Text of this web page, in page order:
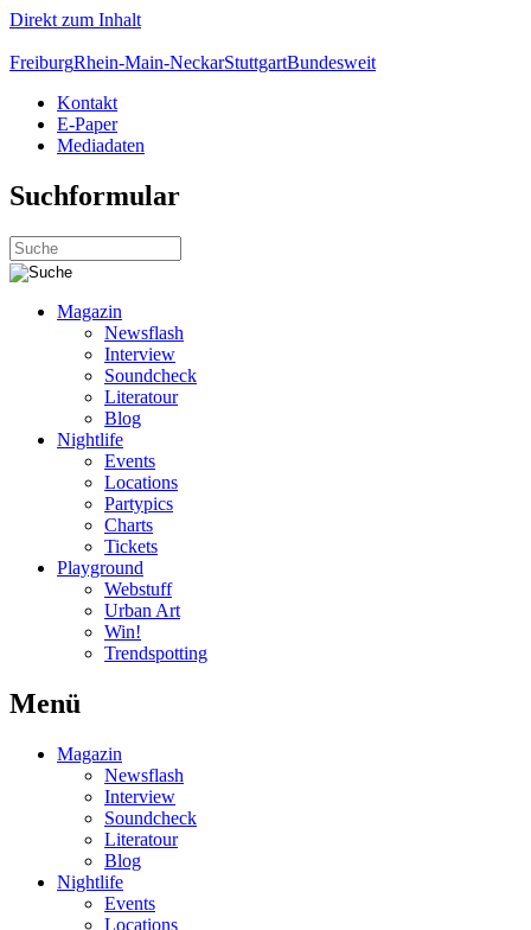
Direkt zum Inhalt
FreiburgRhein-Main-NeckarStuttgartBundesweit
Kontakt
E-Paper
Mediadaten
Suchformular
Magazin
Newsflash
Interview
Soundcheck
Literatour
Blog
Nightlife
Events
Locations
Partypics
Charts
Tickets
Playground
Webstuff
Urban Art
Win!
Trendspotting
Menü
Magazin
Newsflash
Interview
Soundcheck
Literatour
Blog
Nightlife
Events
Locations